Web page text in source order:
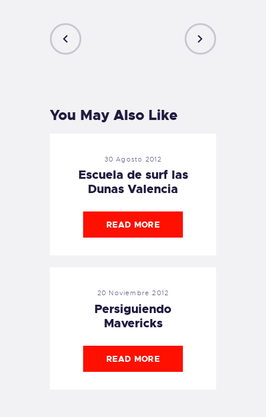
You May Also Like
30 Agosto 2012
Escuela de surf las
Dunas Valencia
READ MORE
20 Noviembre 2012
Persiguiendo
Mavericks
READ MORE